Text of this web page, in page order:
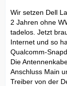
Wir setzen Dell
2 Jahren ohne
tadelos. Jetzt
Internet und so
Qualcomm-
Die
Anschluss Main
Treiber von der